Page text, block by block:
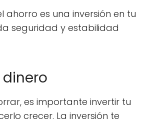
ahorro es una inversión en tu
seguridad y estabilidad
es importante invertir tu
crecer. La inversión te